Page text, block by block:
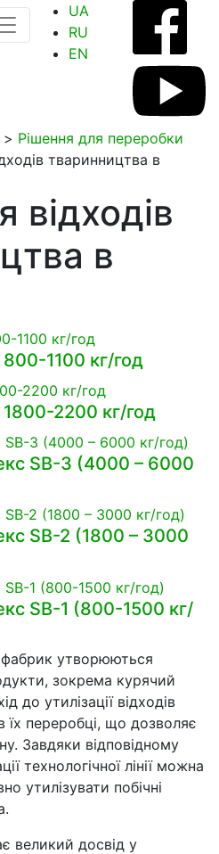
UA
RU
EN
> Рішення для переробки
тваринництва в
відходів
в
800-1100 кг/год
1800-2200 кг/год
SB-3 (4000 – 6000
SB-2 (1800 – 3000
SB-1 (800-1500 кг/
утворюються
зокрема курячий
до утилізації відходів
їх переробці, що дозволяє
Завдяки відповідному
технологічної лінії можна
утилізувати побічні
великий досвід у